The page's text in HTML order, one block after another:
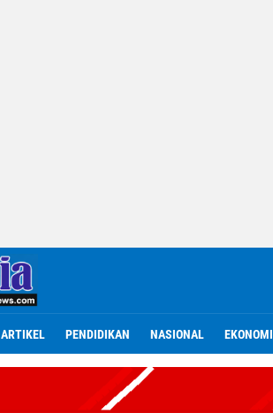
ARTIKEL PENDIDIKAN NASIONAL EKONOMI